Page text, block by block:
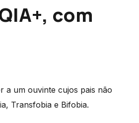
com
a um ouvinte cujos pais não
Transfobia e Bifobia.